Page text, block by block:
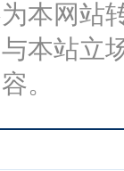
本网站
本站立
。